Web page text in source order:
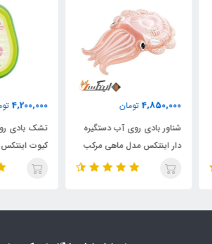
4,850,000 تومان
شناور بادی روی آب دستگیره
دار اینتکس مدل ماهی مرکب
تومان
تشک بادی روی آب
کیوت اینتکس